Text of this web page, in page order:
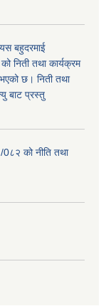
बहुदरमाई
निती तथा कार्यक्रम
छ। निती तथा
बाट प्रस्तु
0८२ को नीति तथा